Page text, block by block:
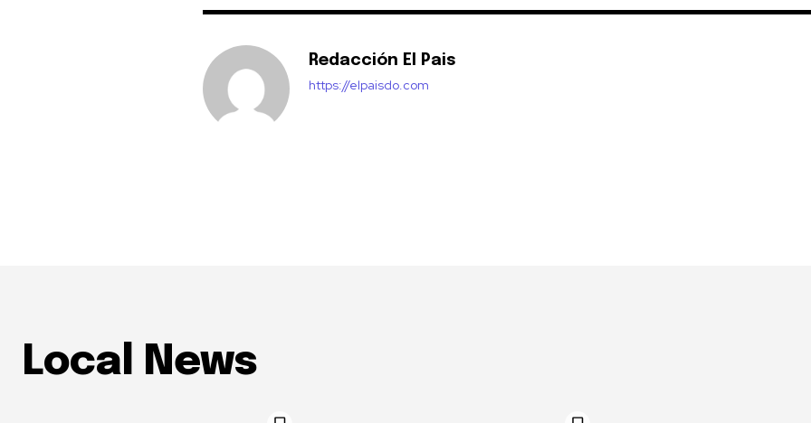
Redacción El Pais
https://elpaisdo.com
Local News